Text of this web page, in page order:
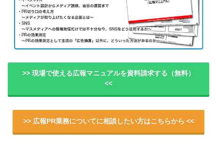
>> 現場で使える広報マニュアルを資料請求する（無料）
<<
>> 広報PR業務についてに相談したい方はこちらから <<